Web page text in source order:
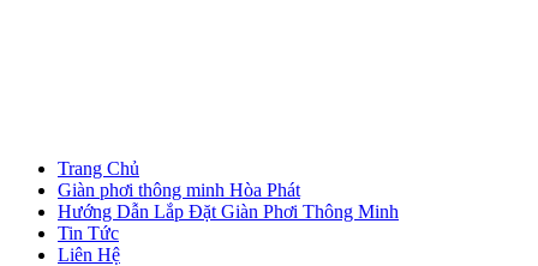
Trang Chủ
Giàn phơi thông minh Hòa Phát
Hướng Dẫn Lắp Đặt Giàn Phơi Thông Minh
Tin Tức
Liên Hệ